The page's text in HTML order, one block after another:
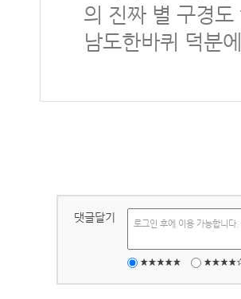
의 진짜 별 구경
남도한바퀴 덕분
댓글달기
로그인 후에 이용 가능합니